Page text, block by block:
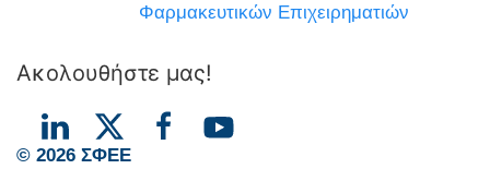
Φαρμακευτικών Επιχειρηματιών
Ακολουθήστε μας!
© 2026 ΣΦΕΕ